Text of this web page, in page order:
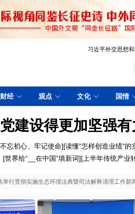
习近平外交思想
财经 观点 文化 国情
建设得更加坚强
忘初心、牢记使命][读懂"怎样创造业绩"的
[世界给“__在中国”填新词][ 上半年传统产业
举行贯彻实施生态环境法典暨司法解释清理工作新